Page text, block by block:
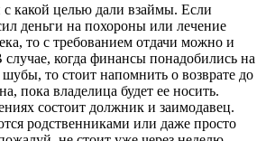
какой целью дали взаймы. Если
деньги на похороны или лечение
то с требованием отдачи можно и
когда финансы понадобились на
то стоит напомнить о возврате до
пока владелица будет ее носить.
состоит должник и заимодавец.
родственниками или даже просто